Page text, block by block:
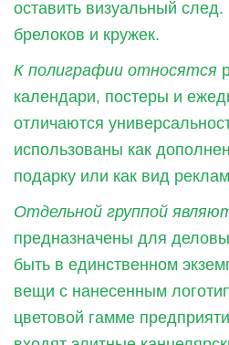
оставить визуальный след.
брелоков и кружек.
К полиграфии относятся
календари, постеры и
отличаются
использованы как
подарку или как вид
Отдельной группой
предназначены для
быть в единственном
вещи с нанесенным
цветовой гамме